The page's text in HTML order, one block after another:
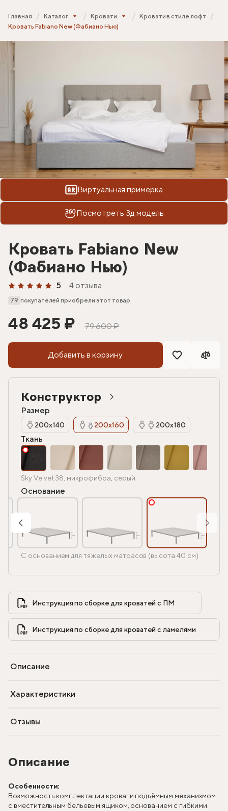
Главная Каталог Кровати
Кровати в стиле лофт
Кровать Fabiano New (Фабиано Нью)
Виртуальная примерка
Посмотреть 3д модель
Описание
Особенности:
Возможность комплектации кровати подъёмным механизмом
с вместительным бельевым ящиком, основанием с гибкими
Кровать Fabiano New
(Фабиано Нью)
5 4 отзыва
79 покупателей приобрели этот товар
48 425 ₽ 79 600 ₽
Добавить в корзину
Конструктор
Размер
200х140 200х160 200х180
Ткань
Sky Velvet 38, микрофибра, серый
Основание
С основанием для тяжелых матрасов (высота 40 см)
Инструкция по сборке для кроватей с ПМ
Описание
Характеристики
Отзывы